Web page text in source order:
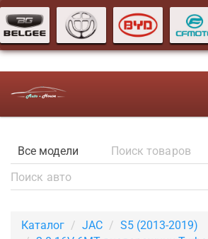
Каталог JAC
S5 (2013-2019)